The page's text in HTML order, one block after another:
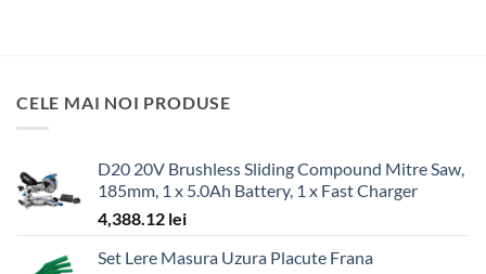
CELE MAI NOI PRODUSE
D20 20V Brushless Sliding Compound Mitre Saw,
185mm, 1 x 5.0Ah Battery, 1 x Fast Charger
4,388.12 lei
Set Lere Masura Uzura Placute Frana